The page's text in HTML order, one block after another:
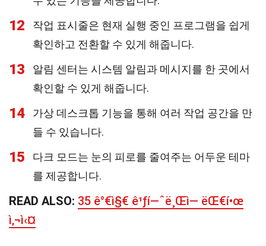
12
작업 표시줄은 현재 실행 중인 프로그램을 쉽게
확인하고 전환할 수 있게 해줍니다.
13
알림 센터는 시스템 알림과 메시지를 한 곳에서
확인할 수 있게 해줍니다.
14
가상 데스크톱 기능을 통해 여러 작업 공간을 만
들 수 있습니다.
15
다크 모드는 눈의 피로를 줄여주는 어두운 테마
를 제공합니다.
READ ALSO: 35 ê°€ì§€ ê¹ƒí—ˆë¸Œì— ëŒ€í•œ
ì‚¬ì‹¤